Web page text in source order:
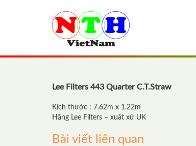
Lee Filters 443 Quarter C.T.Straw
Kích thước : 7.62m x 1.22m
Hãng Lee Filters – xuât xứ UK
Bài viết liên quan